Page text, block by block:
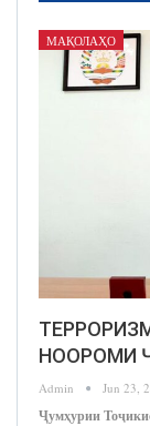
МАҚОЛАҲО
НООРОМИ
Admin Jun 23,
Ҷумҳурии